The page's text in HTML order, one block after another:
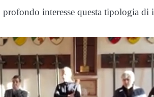
interesse questa tipologia